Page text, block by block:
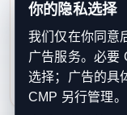
速了解欧洲动态。
服务支持、版权
利通知
你的隐私选择
我们仅在你同意
广告服务。必要
选择；广告的具
CMP 另行管理。